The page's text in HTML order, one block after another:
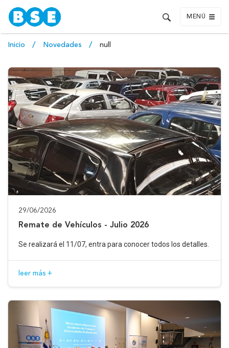
MENÚ
Inicio Novedades null
29/06/2026
Remate de Vehículos - Julio 2026
Se realizará el 11/07, entra para conocer todos los detalles.
leer más +